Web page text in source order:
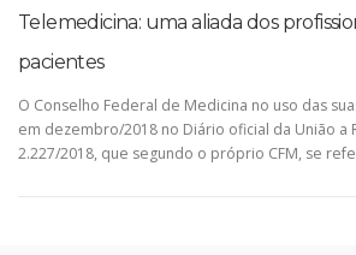
Telemedicina: uma aliada dos
pacientes
O Conselho Federal de Medicina no uso das
em dezembro/2018 no Diário oficial da União a
2.227/2018, que segundo o próprio CFM, se